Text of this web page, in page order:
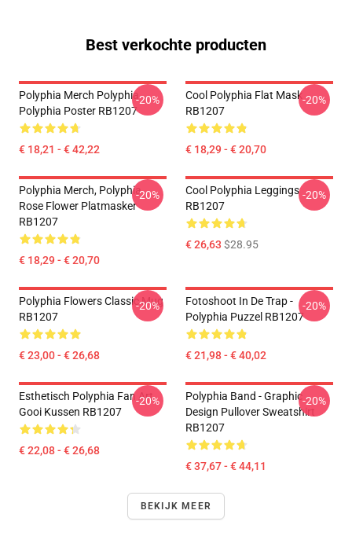
Best verkochte producten
Polyphia Merch Polyphia
Polyphia Poster RB1207
€ 18,21 - € 42,22
-20%
Cool Polyphia Flat Mask
RB1207
€ 18,29 - € 20,70
-20%
Polyphia Merch, Polyphia
Rose Flower Platmasker
RB1207
€ 18,29 - € 20,70
-20%
Cool Polyphia Leggings
RB1207
€ 26,63 $28.95
-20%
Polyphia Flowers Classic Mug
RB1207
€ 23,00 - € 26,68
-20%
Fotoshoot In De Trap -
Polyphia Puzzel RB1207
€ 21,98 - € 40,02
-20%
Esthetisch Polyphia Fan Art
Gooi Kussen RB1207
€ 22,08 - € 26,68
-20%
Polyphia Band - Graphic
Design Pullover Sweatshirt
RB1207
€ 37,67 - € 44,11
-20%
BEKIJK MEER